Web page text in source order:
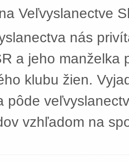
Veľvyslanectve
nás
a jeho manželka
klubu žien.
pôde
vzhľadom na